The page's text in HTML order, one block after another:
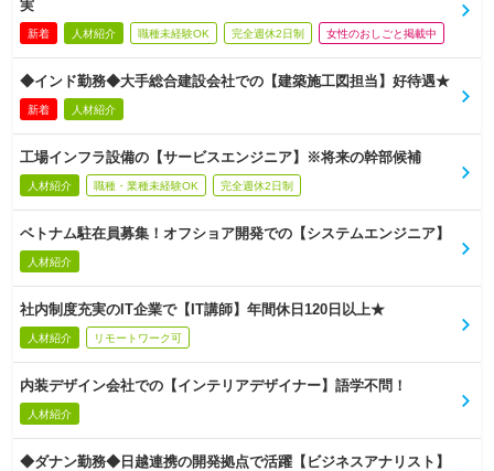
実
新着 人材紹介 職種未経験OK 完全週休2日制 女性のおしごと掲載中
◆インド勤務◆大手総合建設会社での【建築施工図担当】好待遇★
新着 人材紹介
工場インフラ設備の【サービスエンジニア】※将来の幹部候補
人材紹介 職種・業種未経験OK 完全週休2日制
ベトナム駐在員募集！オフショア開発での【システムエンジニア】
人材紹介
社内制度充実のIT企業で【IT講師】年間休日120日以上★
人材紹介 リモートワーク可
内装デザイン会社での【インテリアデザイナー】語学不問！
人材紹介
◆ダナン勤務◆日越連携の開発拠点で活躍【ビジネスアナリスト】